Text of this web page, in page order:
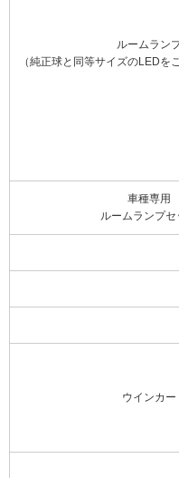
ルームラン
（純正球と同等サイズのLEDを
車種専用
ルームランプセ
ウインカー